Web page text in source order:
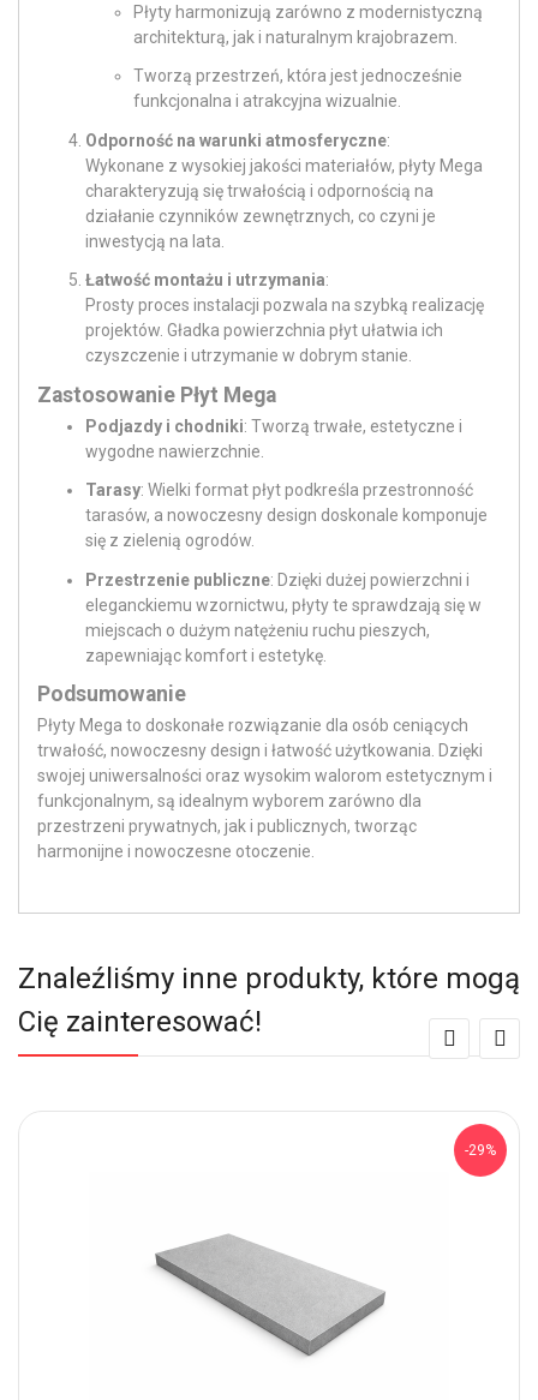
Płyty harmonizują zarówno z modernistyczną
architekturą, jak i naturalnym krajobrazem.
Tworzą przestrzeń, która jest jednocześnie
funkcjonalna i atrakcyjna wizualnie.
Odporność na warunki atmosferyczne:
Wykonane z wysokiej jakości materiałów, płyty Mega
charakteryzują się trwałością i odpornością na
działanie czynników zewnętrznych, co czyni je
inwestycją na lata.
Łatwość montażu i utrzymania:
Prosty proces instalacji pozwala na szybką realizację
projektów. Gładka powierzchnia płyt ułatwia ich
czyszczenie i utrzymanie w dobrym stanie.
Zastosowanie Płyt Mega
Podjazdy i chodniki: Tworzą trwałe, estetyczne i
wygodne nawierzchnie.
Tarasy: Wielki format płyt podkreśla przestronność
tarasów, a nowoczesny design doskonale komponuje
się z zielenią ogrodów.
Przestrzenie publiczne: Dzięki dużej powierzchni i
eleganckiemu wzornictwu, płyty te sprawdzają się w
miejscach o dużym natężeniu ruchu pieszych,
zapewniając komfort i estetykę.
Podsumowanie
Płyty Mega to doskonałe rozwiązanie dla osób ceniących
trwałość, nowoczesny design i łatwość użytkowania. Dzięki
swojej uniwersalności oraz wysokim walorom estetycznym i
funkcjonalnym, są idealnym wyborem zarówno dla
przestrzeni prywatnych, jak i publicznych, tworząc
harmonijne i nowoczesne otoczenie.
Znaleźliśmy inne produkty, które mogą
Cię zainteresować!
-29%